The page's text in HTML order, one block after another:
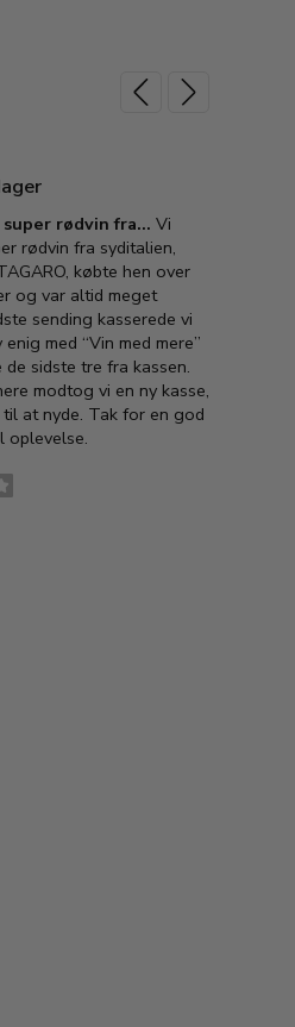
rødvin fra… Vi
rødvin fra syditalien,
købte hen over
og var altid meget
sending kasserede vi
med “Vin med mere”
sidste tre fra kassen.
modtog vi en ny kasse,
til at nyde. Tak for en god
oplevelse.